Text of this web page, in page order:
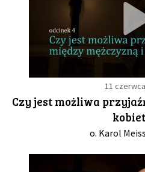
11
Czy jest możliwa
o. Karol